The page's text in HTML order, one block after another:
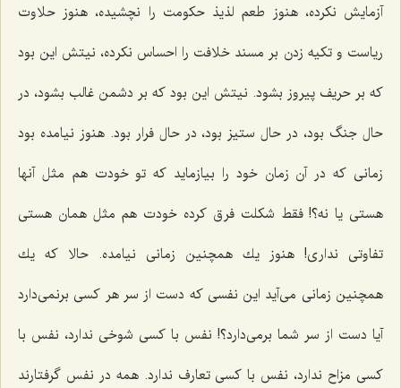
آزمایش نكرده، هنوز طعم لذیذ حكومت را نچشیده، هنوز حلاوت
ریاست و تكیه زدن بر مسند خلافت را احساس نكرده، نیتش این بود
كه بر حریف پیروز بشود. نیتش این بود كه بر دشمن غالب بشود، در
حال جنگ بود، در حال ستیز بود، در حال فرار بود. هنوز نیامده بود
زمانی كه در آن زمان خود را بیازماید كه تو خودت هم مثل آنها
هستی یا نه؟! فقط شكلت فرق كرده خودت هم مثل همان هستی
تفاوتی نداری! هنوز یك همچنین زمانی نیامده. حالا كه یك
همچنین زمانی می‌آید این نفسی كه دست از سر هر كسی برنمی‌دارد
آیا دست از سر شما برمی‌دارد؟! نفس با كسی شوخی ندارد، نفس با
كسی مزاح ندارد، نفس با كسی تعارف ندارد. همه در نفس گرفتارند